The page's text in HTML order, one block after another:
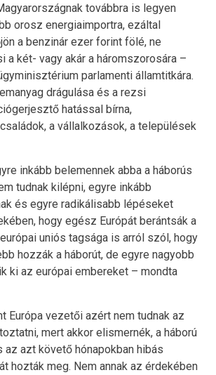
továbbra is legyen
orosz energiaimportra, ezáltal
a benzinár ezer forint fölé, ne
a két- vagy akár a háromszorosára –
parlamenti államtitkára.
drágulása és a rezsi
hatással bírna,
a vállalkozások, a települések
inkább belemennek abba a háborús
tudnak kilépni, egyre inkább
és egyre radikálisabb lépéseket
hogy egész Európát berántsák a
európai uniós tagsága is arról szól, hogy
hozzák a háborút, de egyre nagyobb
ki az európai embereket – mondta
Európa vezetői azért nem tudnak az
mert akkor elismernék, a háború
az azt követő hónapokban hibás
hozták meg. Nem annak az érdekében